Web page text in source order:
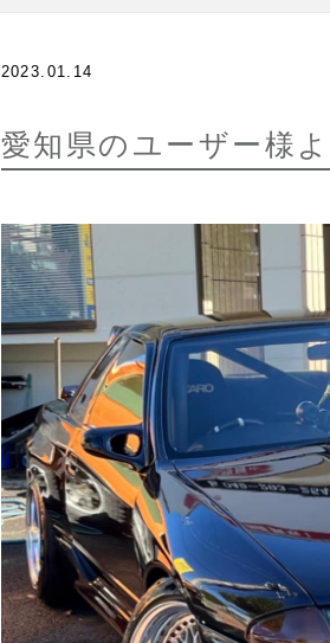
2023.01.14
愛知県のユーザー様